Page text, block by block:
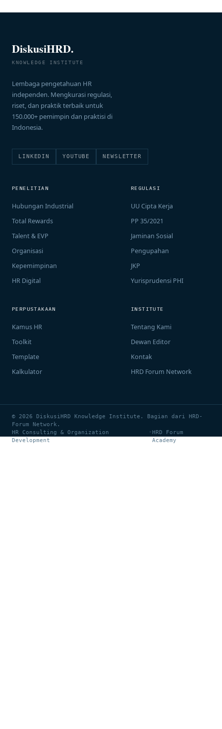
DiskusiHRD.
KNOWLEDGE INSTITUTE
Lembaga pengetahuan HR
independen. Mengkurasi regulasi,
riset, dan praktik terbaik untuk
150.000+ pemimpin dan praktisi di
Indonesia.
LINKEDIN YOUTUBE NEWSLETTER
PENELITIAN
Hubungan Industrial
Total Rewards
Talent & EVP
Organisasi
Kepemimpinan
HR Digital
REGULASI
UU Cipta Kerja
PP 35/2021
Jaminan Sosial
Pengupahan
JKP
Yurisprudensi PHI
PERPUSTAKAAN
Kamus HR
Toolkit
Template
Kalkulator
INSTITUTE
Tentang Kami
Dewan Editor
Kontak
HRD Forum Network
© 2026 DiskusiHRD Knowledge Institute. Bagian dari HRD-
Forum Network.
HR Consulting & Organization
Development
•HRD Forum
Academy